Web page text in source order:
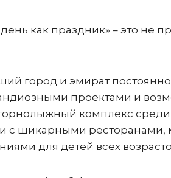
как праздник» – это не
город и эмират
проектами и
комплекс среди
с шикарными
для детей всех